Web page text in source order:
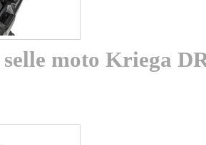
selle moto Kriega